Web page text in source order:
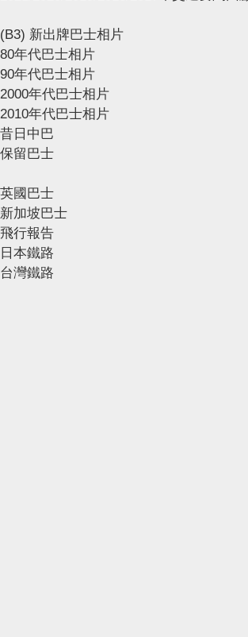
(B3) 新出牌巴士相片
80年代巴士相片
90年代巴士相片
2000年代巴士相片
2010年代巴士相片
昔日中巴
保留巴士
英國巴士
新加坡巴士
飛行報告
日本鐵路
台灣鐵路